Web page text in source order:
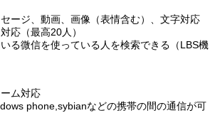
ージ、動画、画像（表情含む）、文字対応
応（最高20人）
る微信を使っている人を検索できる（LBS機
ム対応
phone,sybianなどの携帯の間の通信が可